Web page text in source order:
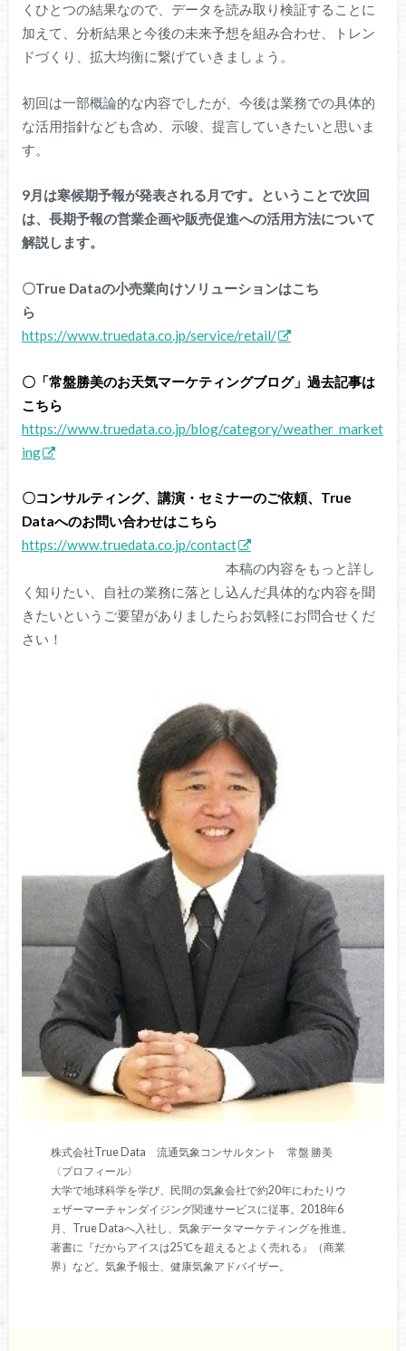
くひとつの結果なので、データを読み取り検証することに
加えて、分析結果と今後の未来予想を組み合わせ、トレン
ドづくり、拡大均衡に繋げていきましょう。
初回は一部概論的な内容でしたが、今後は業務での具体的
な活用指針なども含め、示唆、提言していきたいと思いま
す。
9月は寒候期予報が発表される月です。ということで次回
は、長期予報の営業企画や販売促進への活用方法について
解説します。
〇True Dataの小売業向けソリューションはこち
ら
https://www.truedata.co.jp/service/retail/
〇「常盤勝美のお天気マーケティングブログ」過去記事は
こちら
https://www.truedata.co.jp/blog/category/weather_market
ing
〇コンサルティング、講演・セミナーのご依頼、True
Dataへのお問い合わせはこちら
https://www.truedata.co.jp/contact
本稿の内容をもっと詳し
く知りたい、自社の業務に落とし込んだ具体的な内容を聞
きたいというご要望がありましたらお気軽にお問合せくだ
さい！
株式会社True Data 流通気象コンサルタント 常盤 勝美
〈プロフィール〉
大学で地球科学を学び、民間の気象会社で約20年にわたりウ
ェザーマーチャンダイジング関連サービスに従事。2018年6
月、True Dataへ入社し、気象データマーケティングを推進。
著書に『だからアイスは25℃を超えるとよく売れる』（商業
界）など。気象予報士、健康気象アドバイザー。